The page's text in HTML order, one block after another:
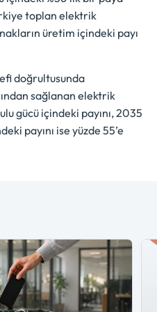
toplan elektrik
üretim içindeki payı
doğrultusunda
sağlanan elektrik
gücü içindeki payını, 2035
payını ise yüzde 55’e